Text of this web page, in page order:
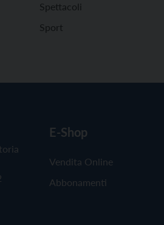
Spettacoli
Sport
E-Shop
Vendita Online
Abbonamenti